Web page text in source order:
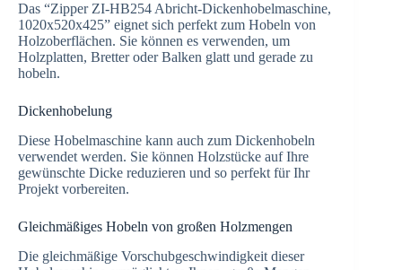
Das “Zipper ZI-HB254 Abricht-Dickenhobelmaschine,
1020x520x425” eignet sich perfekt zum Hobeln von
Holzoberflächen. Sie können es verwenden, um
Holzplatten, Bretter oder Balken glatt und gerade zu
hobeln.
Dickenhobelung
Diese Hobelmaschine kann auch zum Dickenhobeln
verwendet werden. Sie können Holzstücke auf Ihre
gewünschte Dicke reduzieren und so perfekt für Ihr
Projekt vorbereiten.
Gleichmäßiges Hobeln von großen Holzmengen
Die gleichmäßige Vorschubgeschwindigkeit dieser